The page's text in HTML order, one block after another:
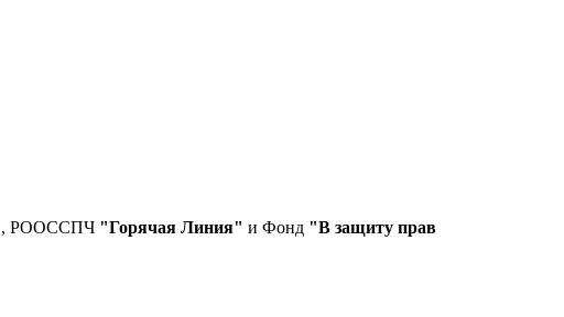
, РООССПЧ "Горячая Линия" и Фонд "В защиту прав